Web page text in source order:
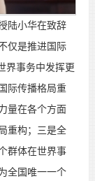
陆小华在致辞
仅是推进国际
界事务中发挥更
际传播格局重
量在各个方面
重构；三是全
群体在世界事
全国唯一一个